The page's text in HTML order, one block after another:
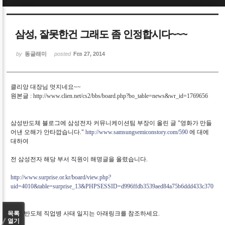
삼성, 잘못한건 그래도 좀 인정합시다~~~
by 동글래미 posted Feb 27, 2014
클리앙 대장님 멋지네요~~
원본글 :http://www.clien.net/cs2/bbs/board.php?bo_table=news&wr_id=1769656
삼성반도체 블로그에 삼성전자 커뮤니케이션팀 부장이 올린 글 "영화가 만들
어낸 오해가 안타깝습니다."http://www.samsungsemiconstory.com/590 에 대에
대하여
전 삼성전자 해당 부서 직원이 해명글을 올렸습니다.
http://www.surprise.or.kr/board/view.php?
uid=4010&table=surprise_13&PHPSESSID=d996ffdb3539aed84a75b6ddd433c370
삼성 반도체 직업병 사태 일지는 아래링크를 참조하세요.
목록
열기
Sketchbook5, 스케치북5
Sketchbook5, 스케치북5
Sketchbook5, 스케치북5
Sketchbook5, 스케치북5